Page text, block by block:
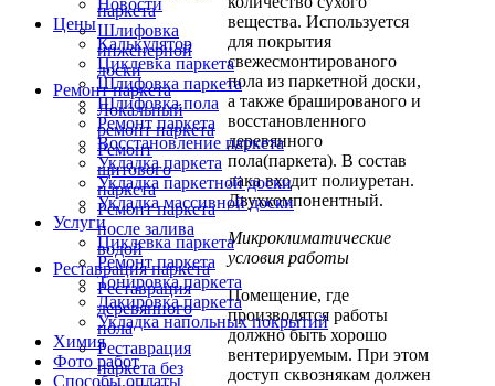
Новости
Цены
Калькулятор
Циклевка паркета
Шлифовка паркета
Шлифовка пола
Ремонт паркета
Восстановление паркета
Укладка паркета
Укладка паркетной доски
Укладка массивной доски
Услуги
Циклевка паркета
Ремонт паркета
Тонировка паркета
Лакировка паркета
Укладка напольных покрытий
Химия
Фото работ
Способы оплаты
паркета
Шлифовка
инженерной
доски
Ремонт паркета
Локальный
ремонт паркета
Ремонт
щитового
паркета
Ремонт паркета
после залива
водой
Реставрация паркета
Реставрация
деревянного
пола
Реставрация
паркета без
вещества. Используется
для покрытия
свежесмонтированого
пола из паркетной доски,
а также брашированого и
восстановленного
деревянного
пола(паркета). В состав
лака входит полиуретан.
Двухкомпонентный.
Микроклиматические
условия работы
Помещение, где
производятся работы
должно быть хорошо
вентерируемым. При этом
доступ сквознякам должен